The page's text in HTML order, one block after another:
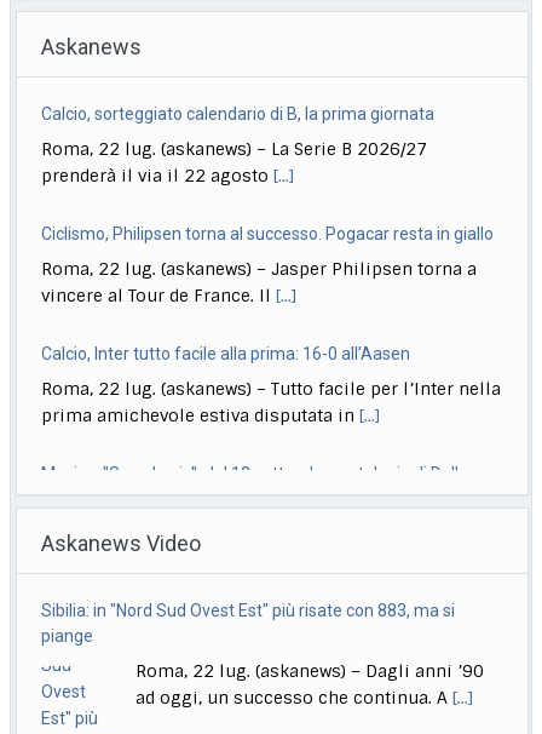
Askanews
Calcio, sorteggiato calendario di B, la prima giornata
Roma, 22 lug. (askanews) – La Serie B 2026/27
prenderà il via il 22 agosto[...]
Ciclismo, Philipsen torna al successo. Pogacar resta in giallo
Roma, 22 lug. (askanews) – Jasper Philipsen torna a
vincere al Tour de France. Il[...]
Calcio, Inter tutto facile alla prima: 16-0 all’Aasen
Roma, 22 lug. (askanews) – Tutto facile per l’Inter nella
prima amichevole estiva disputata in[...]
Musica, "Sono Lucio": dal 18 settembre antologia di Dalla
Roma, 22 lug. (askanews) – Il 18 settembre esce "Sono
Lucio" (Sony Music Italy), l’antologia
all’attacco in Parlamento
Parlamento per la decisione della Giunta delle[...]
Askanews Video
Sibilia: in "Nord Sud Ovest Est" più risate con 883, ma si
piange
Roma, 22 lug. (askanews) – Dagli anni ’90
ad oggi, un successo che continua. A[...]